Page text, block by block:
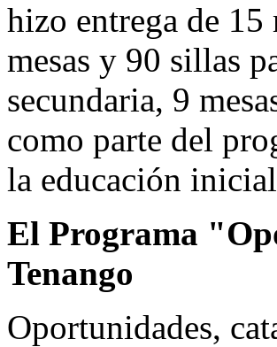
hizo entrega de
mesas y 90 sillas
secundaria, 9
como parte del
la educación
El Programa
Tenango
Oportunidades,